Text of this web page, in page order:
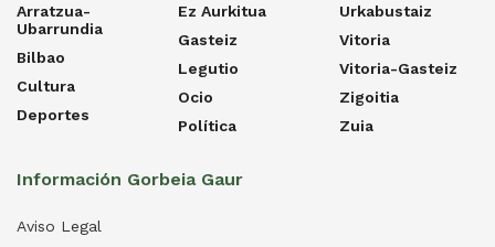
Arratzua-
Ubarrundia
Bilbao
Cultura
Deportes
Ez Aurkitua
Gasteiz
Legutio
Ocio
Política
Urkabustaiz
Vitoria
Vitoria-Gasteiz
Zigoitia
Zuia
Información Gorbeia Gaur
Aviso Legal